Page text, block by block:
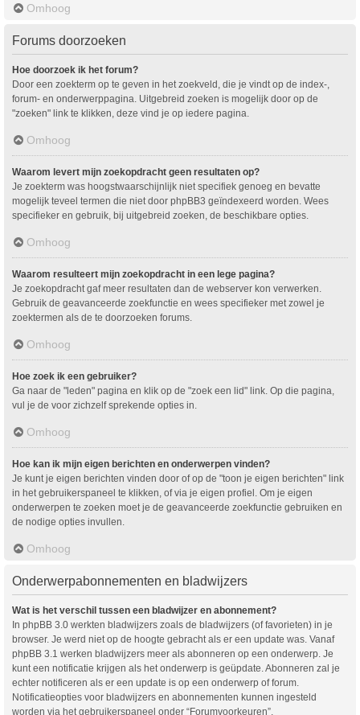
Omhoog
Forums doorzoeken
Hoe doorzoek ik het forum?
Door een zoekterm op te geven in het zoekveld, die je vindt op de index-,
forum- en onderwerppagina. Uitgebreid zoeken is mogelijk door op de
"zoeken" link te klikken, deze vind je op iedere pagina.
Omhoog
Waarom levert mijn zoekopdracht geen resultaten op?
Je zoekterm was hoogstwaarschijnlijk niet specifiek genoeg en bevatte
mogelijk teveel termen die niet door phpBB3 geïndexeerd worden. Wees
specifieker en gebruik, bij uitgebreid zoeken, de beschikbare opties.
Omhoog
Waarom resulteert mijn zoekopdracht in een lege pagina?
Je zoekopdracht gaf meer resultaten dan de webserver kon verwerken.
Gebruik de geavanceerde zoekfunctie en wees specifieker met zowel je
zoektermen als de te doorzoeken forums.
Omhoog
Hoe zoek ik een gebruiker?
Ga naar de "leden" pagina en klik op de "zoek een lid" link. Op die pagina,
vul je de voor zichzelf sprekende opties in.
Omhoog
Hoe kan ik mijn eigen berichten en onderwerpen vinden?
Je kunt je eigen berichten vinden door of op de "toon je eigen berichten" link
in het gebruikerspaneel te klikken, of via je eigen profiel. Om je eigen
onderwerpen te zoeken moet je de geavanceerde zoekfunctie gebruiken en
de nodige opties invullen.
Omhoog
Onderwerpabonnementen en bladwijzers
Wat is het verschil tussen een bladwijzer en abonnement?
In phpBB 3.0 werkten bladwijzers zoals de bladwijzers (of favorieten) in je
browser. Je werd niet op de hoogte gebracht als er een update was. Vanaf
phpBB 3.1 werken bladwijzers meer als abonneren op een onderwerp. Je
kunt een notificatie krijgen als het onderwerp is geüpdate. Abonneren zal je
echter notificeren als er een update is op een onderwerp of forum.
Notificatieopties voor bladwijzers en abonnementen kunnen ingesteld
worden via het gebruikerspaneel onder “Forumvoorkeuren”.